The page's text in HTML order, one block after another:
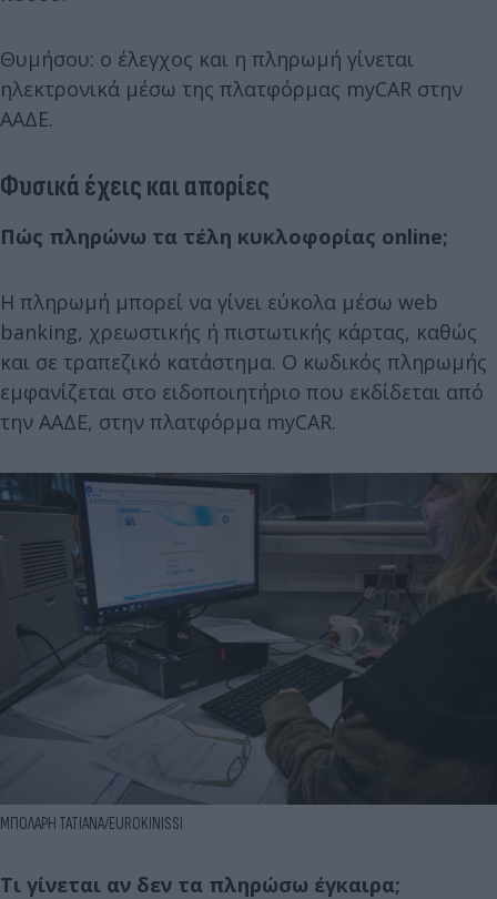
Θυμήσου: ο έλεγχος και η πληρωμή γίνεται
ηλεκτρονικά μέσω της πλατφόρμας myCAR στην
ΑΑΔΕ.
Φυσικά έχεις και απορίες
Πώς πληρώνω τα τέλη κυκλοφορίας online;
Η πληρωμή μπορεί να γίνει εύκολα μέσω web
banking, χρεωστικής ή πιστωτικής κάρτας, καθώς
και σε τραπεζικό κατάστημα. Ο κωδικός πληρωμής
εμφανίζεται στο ειδοποιητήριο που εκδίδεται από
την ΑΑΔΕ, στην πλατφόρμα myCAR.
ΜΠΟΛΑΡΗ ΤΑΤΙΑΝΑ/EUROKINISSI
Τι γίνεται αν δεν τα πληρώσω έγκαιρα;